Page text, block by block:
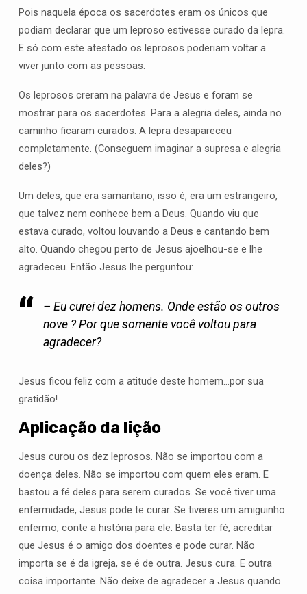
Pois naquela época os sacerdotes eram os únicos que
podiam declarar que um leproso estivesse curado da lepra.
E só com este atestado os leprosos poderiam voltar a
viver junto com as pessoas.
Os leprosos creram na palavra de Jesus e foram se
mostrar para os sacerdotes. Para a alegria deles, ainda no
caminho ficaram curados. A lepra desapareceu
completamente. (Conseguem imaginar a supresa e alegria
deles?)
Um deles, que era samaritano, isso é, era um estrangeiro,
que talvez nem conhece bem a Deus. Quando viu que
estava curado, voltou louvando a Deus e cantando bem
alto. Quando chegou perto de Jesus ajoelhou-se e lhe
agradeceu. Então Jesus lhe perguntou:
– Eu curei dez homens. Onde estão os outros
nove ? Por que somente você voltou para
agradecer?
Jesus ficou feliz com a atitude deste homem…por sua
gratidão!
Aplicação da lição
Jesus curou os dez leprosos. Não se importou com a
doença deles. Não se importou com quem eles eram. E
bastou a fé deles para serem curados. Se você tiver uma
enfermidade, Jesus pode te curar. Se tiveres um amiguinho
enfermo, conte a história para ele. Basta ter fé, acreditar
que Jesus é o amigo dos doentes e pode curar. Não
importa se é da igreja, se é de outra. Jesus cura. E outra
coisa importante. Não deixe de agradecer a Jesus quando